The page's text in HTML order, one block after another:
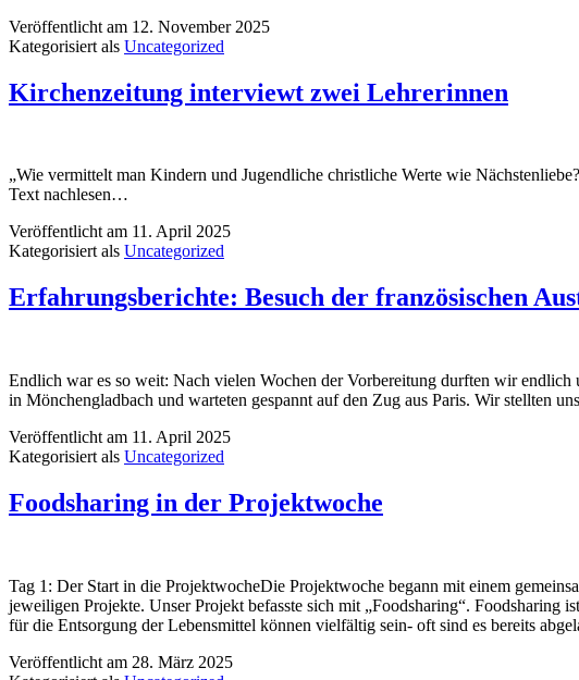
Veröffentlicht am 12. November 2025
Kategorisiert als Uncategorized
Kirchenzeitung interviewt zwei Lehrerinnen
„Wie vermittelt man Kindern und Jugendliche christliche Werte wie
Text nachlesen…
Veröffentlicht am 11. April 2025
Kategorisiert als Uncategorized
Erfahrungsberichte: Besuch der französischen
Endlich war es so weit: Nach vielen Wochen der Vorbereitung durften wir
in Mönchengladbach und warteten gespannt auf den Zug aus Paris. Wir stellten
Veröffentlicht am 11. April 2025
Kategorisiert als Uncategorized
Foodsharing in der Projektwoche
Tag 1: Der Start in die ProjektwocheDie Projektwoche begann mit einem
jeweiligen Projekte. Unser Projekt befasste sich mit „Foodsharing“. Foodsharing
für die Entsorgung der Lebensmittel können vielfältig sein- oft sind es bereits
Veröffentlicht am 28. März 2025